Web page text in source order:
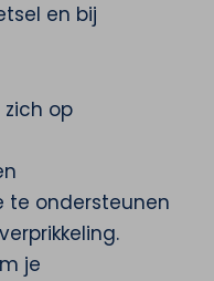
en bij
op
te ondersteunen
je